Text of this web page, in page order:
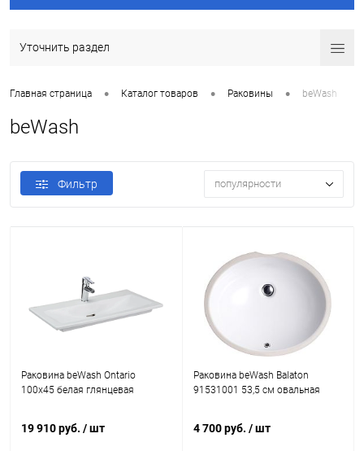
Уточнить раздел
Главная страница • Каталог товаров • Раковины • beWash
beWash
Фильтр популярности
Раковина beWash Ontario
100x45 белая глянцевая
19 910 руб. / шт
Раковина beWash Balaton
91531001 53,5 см овальная
4 700 руб. / шт